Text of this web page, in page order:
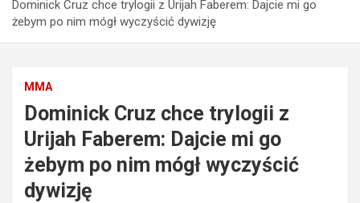
Dominick Cruz chce trylogii z Urijah Faberem: Dajcie mi go
żebym po nim mógł wyczyścić dywizję
MMA
Dominick Cruz chce trylogii z
Urijah Faberem: Dajcie mi go
żebym po nim mógł wyczyścić
dywizję